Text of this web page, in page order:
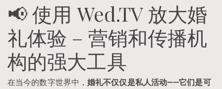
📢 使用 Wed.TV 放大婚
礼体验 – 营销和传播机
构的强大工具
在当今的数字世界中， 婚礼不仅仅是私人活动——它们是可